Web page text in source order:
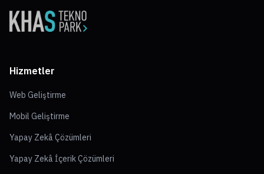
Hizmetler
Web Geliştirme
Mobil Geliştirme
Yapay Zekâ Çözümleri
Yapay Zekâ İçerik Çözümleri